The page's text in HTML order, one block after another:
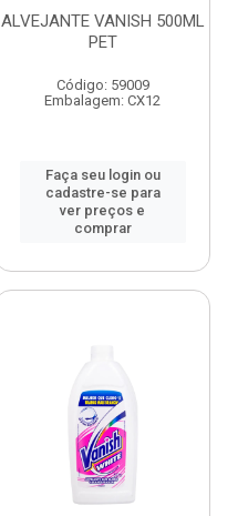
ALVEJANTE VANISH 500ML
PET
Código: 59009
Embalagem: CX12
Faça seu login ou
cadastre-se para
ver preços e
comprar